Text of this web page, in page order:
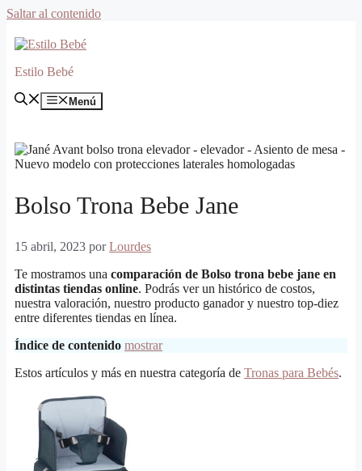
Saltar al contenido
Estilo Bebé
Menú
Bolso Trona Bebe Jane
15 abril, 2023 porLourdes
Te mostramos una comparación de Bolso trona bebe jane en
distintas tiendas online. Podrás ver un histórico de costos,
nuestra valoración, nuestro producto ganador y nuestro top-diez
entre diferentes tiendas en línea.
Índice de contenido mostrar
Estos artículos y más en nuestra categoría de Tronas para Bebés.